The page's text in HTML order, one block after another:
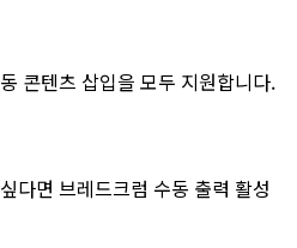
콘텐츠 삽입을 모두 지원합니다.
다면 브레드크럼 수동 출력 활성